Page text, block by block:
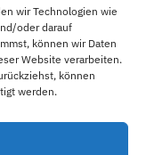
wir Technologien wie
oder darauf
können wir Daten
Website verarbeiten.
können
werden.